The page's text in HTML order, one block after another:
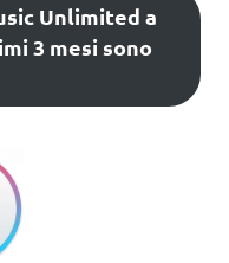
Unlimited a
3 mesi sono